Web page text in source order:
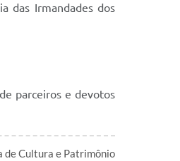
das Irmandades dos
parceiros e devotos
de Cultura e Patrimônio